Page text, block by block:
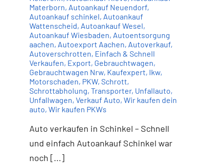
Materborn, Autoankauf Neuendorf,
Autoankauf schinkel, Autoankauf
Wattenscheid, Autoankauf Wesel,
Autoankauf Wiesbaden, Autoentsorgung
aachen, Autoexport Aachen, Autoverkauf,
Autoverschrotten, Einfach & Schnell
Verkaufen, Export, Gebrauchtwagen,
Gebrauchtwagen Nrw, Kaufexpert, lkw,
Motorschaden, PKW, Schrott,
Schrottabholung, Transporter, Unfallauto,
Unfallwagen, Verkauf Auto, Wir kaufen dein
auto, Wir kaufen PKWs
Auto verkaufen in Schinkel – Schnell
und einfach Autoankauf Schinkel war
noch [...]